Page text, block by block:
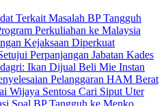
Terkait Masalah BP Tangguh
Perkuliahan ke Malaysia
Kejaksaan Diperkuat
Perpanjangan Jabatan Kades
Ikan Dijual Beli Mie Instan
Pelanggaran HAM Berat
Wijaya Sentosa Cari Siput Uter
Soal BP Tangguh ke Menko